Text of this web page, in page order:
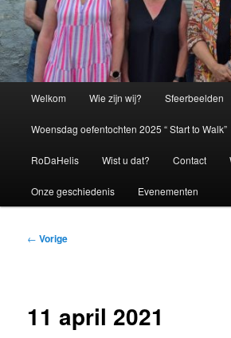
Welkom Wie zijn wij? Sfeerbeelden
Woensdag oefentochten 2025 “ Start to Walk”
RoDaHelis Wist u dat? Contact
Onze geschiedenis Evenementen
Bericht
← Vorige
11 april 2021